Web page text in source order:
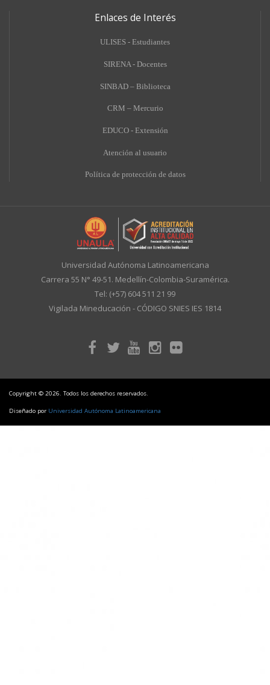
Enlaces de Interés
ULISES - Estudiantes
SIRENA - Docentes
SINBAD – Biblioteca
CRM – Mercurio
EDUCO - Extensión
Atención al usuario
Política de protección de datos
Universidad Autónoma Latinoamericana
Carrera 55 N° 49-51. Medellín-Colombia-Suramérica.
Tel: (+57) 604 511 21 99
Vigilada Mineducación - CÓDIGO SNIES IES 1814
Copyright © 2026. Todos los derechos reservados.
Diseñado por Universidad Autónoma Latinoamericana